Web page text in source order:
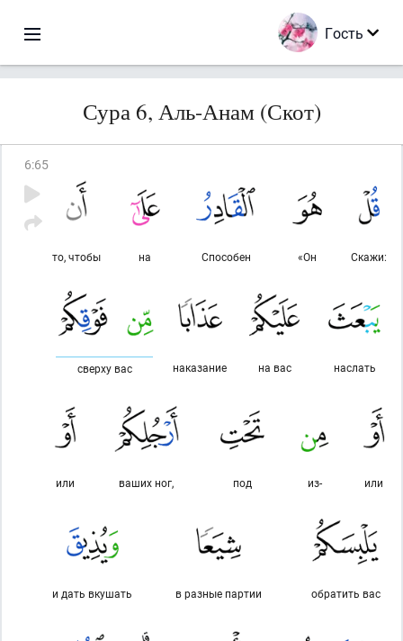
Гость
Сура 6, Аль-Анам (Скот)
6:65
Скажи:
«Он
Способен
на
то, чтобы
наслать
на вас
наказание
сверху вас
или
из-
под
ваших ног,
или
обратить вас
в разные партии
и дать вкушать